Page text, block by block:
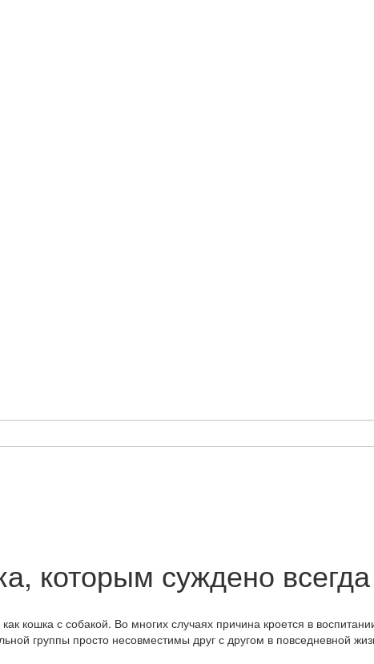
которым суждено
кошка с собакой. Во многих случаях причина кроется в
группы просто несовместимы друг с другом в повседневной